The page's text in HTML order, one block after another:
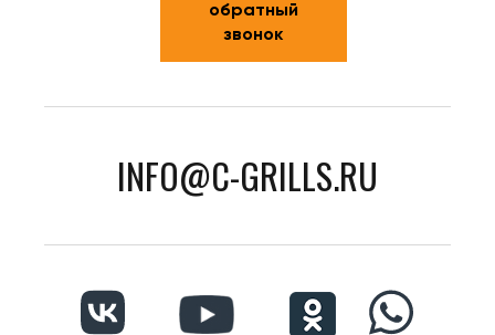
обратный
звонок
INFO@C-GRILLS.RU